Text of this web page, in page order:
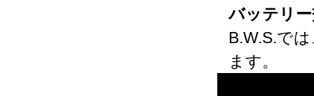
バッテリ
B.W.S.で
ます。